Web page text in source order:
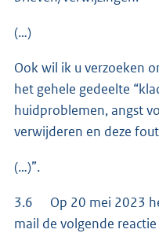
(…)
Ook wil ik u verzoeken
het gehele gedeelte
huidproblemen, angst
verwijderen en deze
(…)”.
3.6 Op 20 mei 2023
mail de volgende